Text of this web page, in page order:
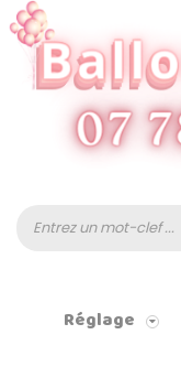
Réglage